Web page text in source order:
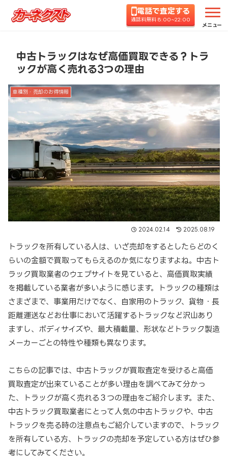
電話で査定する
通話料無料 8:00~22:00
メニュー
ホーム コラムTOP 車種別・売却のお得情報 中
中古トラックはなぜ高価買取できる？トラ
ックが高く売れる3つの理由
車種別・売却のお得情報
2024.02.14 2025.08.19
トラックを所有している人は、いざ売却をするとしたらどのく
らいの金額で買取ってもらえるのか気になりますよね。中古ト
ラック買取業者のウェブサイトを見ていると、高価買取実績
を掲載している業者が多いように感じます。トラックの種類は
さまざまで、事業用だけでなく、自家用のトラック、貨物・長
距離運送などお仕事において活躍するトラックなど沢山あり
ますし、ボディサイズや、最大積載量、形状などトラック製造
メーカーごとの特性や種類も異なります。
こちらの記事では、中古トラックが買取査定を受けると高価
買取査定が出来ていることが多い理由を調べてみて分かっ
た、トラックが高く売れる３つの理由をご紹介します。また、
中古トラック買取業者にとって人気の中古トラックや、中古
トラックを売る時の注意点もご紹介していますので、トラック
を所有している方、トラックの売却を予定している方はぜひ参
考にしてみてください。